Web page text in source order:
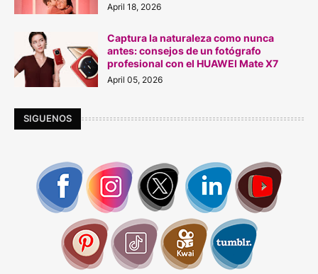
April 18, 2026
Captura la naturaleza como nunca
antes: consejos de un fotógrafo
profesional con el HUAWEI Mate X7
April 05, 2026
SIGUENOS